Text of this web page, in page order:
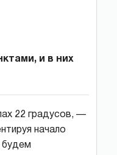
и в них
22 градусов, —
начало
будем